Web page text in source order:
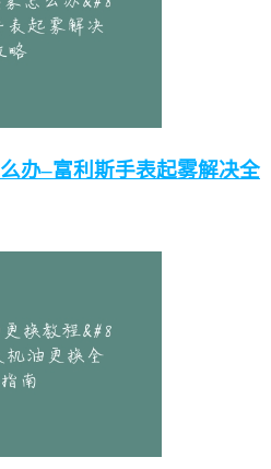
办–富利斯手表起雾解决全